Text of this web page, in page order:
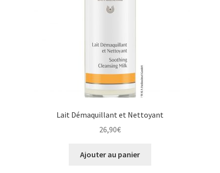
Lait Démaquillant et Nettoyant
26,90€
Ajouter au panier